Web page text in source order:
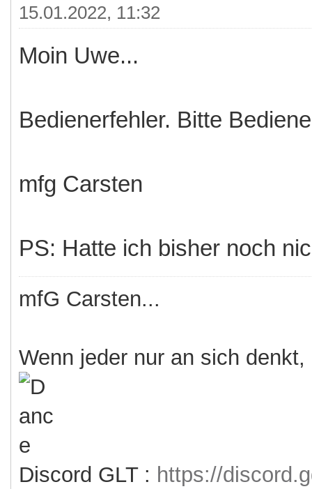
15.01.2022, 11:32
Moin Uwe...
Bedienerfehler. Bitte
mfg Carsten
PS: Hatte ich bisher noch
mfG Carsten...
Wenn jeder nur an sich
Discord GLT : https://